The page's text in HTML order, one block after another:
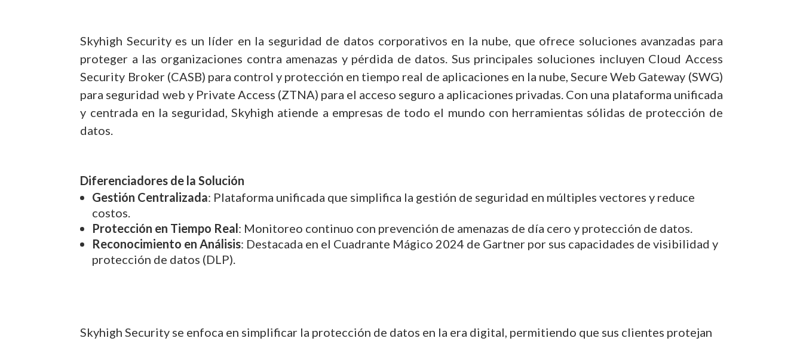
Skyhigh Security es un líder en la seguridad de datos corporativos en la nube, que ofrece soluciones avanzadas para
proteger a las organizaciones contra amenazas y pérdida de datos. Sus principales soluciones incluyen Cloud Access
Security Broker (CASB) para control y protección en tiempo real de aplicaciones en la nube, Secure Web Gateway (SWG)
para seguridad web y Private Access (ZTNA) para el acceso seguro a aplicaciones privadas. Con una plataforma unificada
y centrada en la seguridad, Skyhigh atiende a empresas de todo el mundo con herramientas sólidas de protección de
datos.
Diferenciadores de la Solución
Gestión Centralizada: Plataforma unificada que simplifica la gestión de seguridad en múltiples vectores y reduce
costos.
Protección en Tiempo Real: Monitoreo continuo con prevención de amenazas de día cero y protección de datos.
Reconocimiento en Análisis: Destacada en el Cuadrante Mágico 2024 de Gartner por sus capacidades de visibilidad y
protección de datos (DLP).
Skyhigh Security se enfoca en simplificar la protección de datos en la era digital, permitiendo que sus clientes protejan